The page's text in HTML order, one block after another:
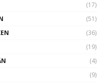
Nhân sự tương lại ngành
Blockchain Việt Nam | Phổ
cập Blockchain
Blockchain đang được ứng
(17)
(51)
(36)
(19)
(4)
(9)